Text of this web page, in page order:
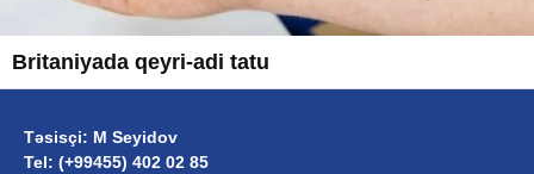
Britaniyada qeyri-adi tatu
Təsisçi: M Seyidov
Tel: (+99455) 402 02 85